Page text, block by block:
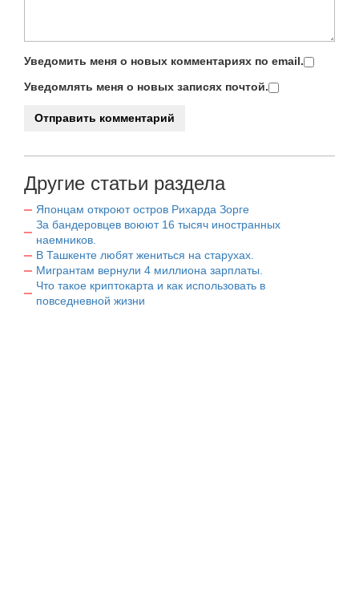
Уведомить меня о новых комментариях по email.
Уведомлять меня о новых записях почтой.
Другие статьи раздела
Японцам откроют остров Рихарда Зорге
За бандеровцев воюют 16 тысяч иностранных
наемников.
В Ташкенте любят жениться на старухах.
Мигрантам вернули 4 миллиона зарплаты.
Что такое криптокарта и как использовать в
повседневной жизни